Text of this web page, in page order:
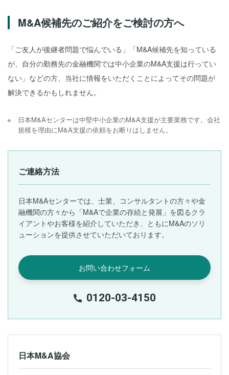
M&A候補先のご紹介をご検討の方へ
「ご友人が後継者問題で悩んでいる」「M&A候補先を知っている
が、自分の勤務先の金融機関では中小企業のM&A支援は行ってい
ない」などの方、当社に情報をいただくことによってその問題が
解決できるかもしれません。
日本M&Aセンターは中堅中小企業のM&A支援が主要業務です。会社
規模を理由にM&A支援の依頼をお断りはしません。
ご連絡方法
日本M&Aセンターでは、士業、コンサルタントの方々や金
融機関の方々から「M&Aで企業の存続と発展」を図るクラ
イアントやお客様を紹介していただき、ともにM&Aのソリ
ューションを提供させていただいております。
お問い合わせフォーム
0120-03-4150
日本M&A協会